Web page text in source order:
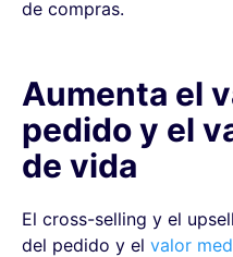
de compras.
Aumenta el
pedido y el
de vida
El cross-selling y el
del pedido y el valor